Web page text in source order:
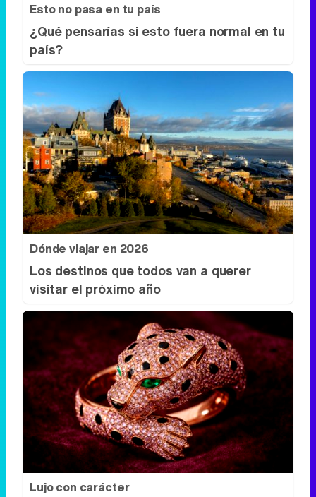
Esto no pasa en tu país
¿Qué pensarías si esto fuera normal en tu
país?
Dónde viajar en 2026
Los destinos que todos van a querer
visitar el próximo año
Lujo con carácter